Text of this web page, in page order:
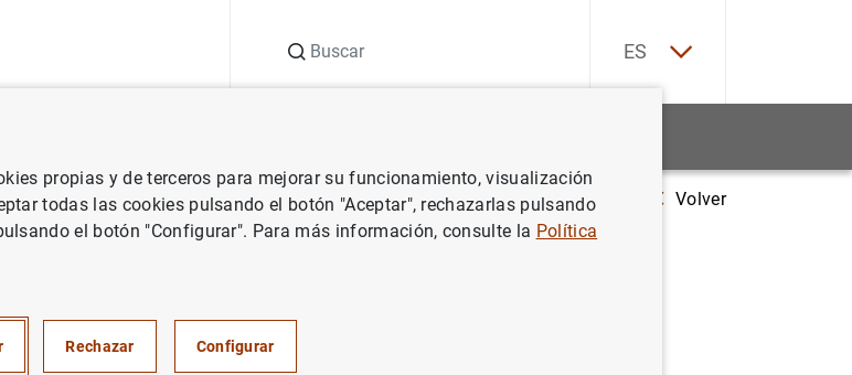
ES
Notas de prensa del Banco Central Europeo Estado financiero consolidado del Eurosistema al 12 de septiembre
Volver
2003
propias y de terceros para mejorar su funcionamiento, visualización
todas las cookies pulsando el botón "Aceptar", rechazarlas pulsando
el botón "Configurar". Para más información, consulte la Política
Rechazar Configurar